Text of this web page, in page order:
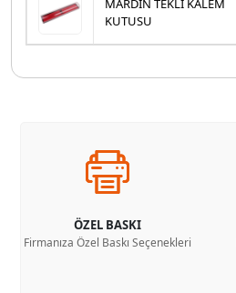
MARDİN TEKLİ KALEM
KUTUSU
ÖZEL BASKI
Firmanıza Özel Baskı Seçenekleri